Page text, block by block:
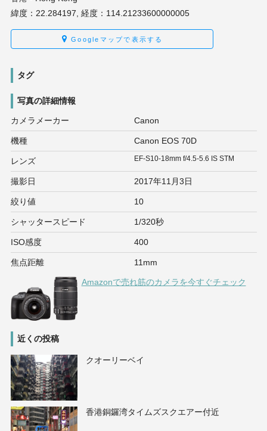
緯度：22.284197, 経度：114.21233600000005
Googleマップで表示する
タグ
写真の詳細情報
カメラメーカー Canon
機種 Canon EOS 70D
レンズ EF-S10-18mm f/4.5-5.6 IS STM
撮影日 2017年11月3日
絞り値 10
シャッタースピード 1/320秒
ISO感度 400
焦点距離 11mm
Amazonで売れ筋のカメラを今すぐチェック
近くの投稿
クオーリーベイ
香港銅鑼湾タイムズスクエアー付近